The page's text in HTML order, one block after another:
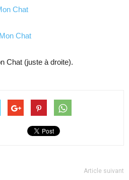
Chat
Chat
Chat (juste à droite).
Article suivant